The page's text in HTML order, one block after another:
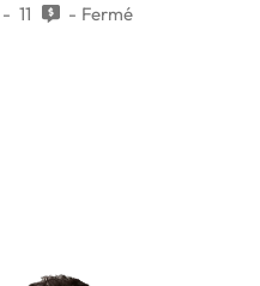
11 Fermé